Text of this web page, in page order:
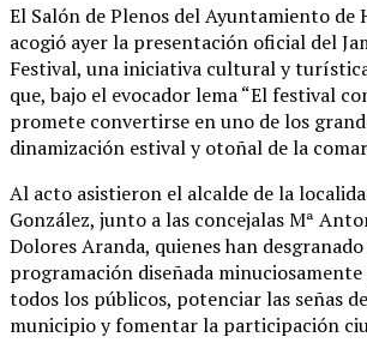
El Salón de Plenos del Ayuntamiento de
acogió ayer la presentación oficial del
Festival, una iniciativa cultural y
que, bajo el evocador lema “El festival
promete convertirse en uno de los
dinamización estival y otoñal de la
Al acto asistieron el alcalde de la
González, junto a las concejalas Mª
Dolores Aranda, quienes han
programación diseñada
todos los públicos, potenciar las señas
municipio y fomentar la participación